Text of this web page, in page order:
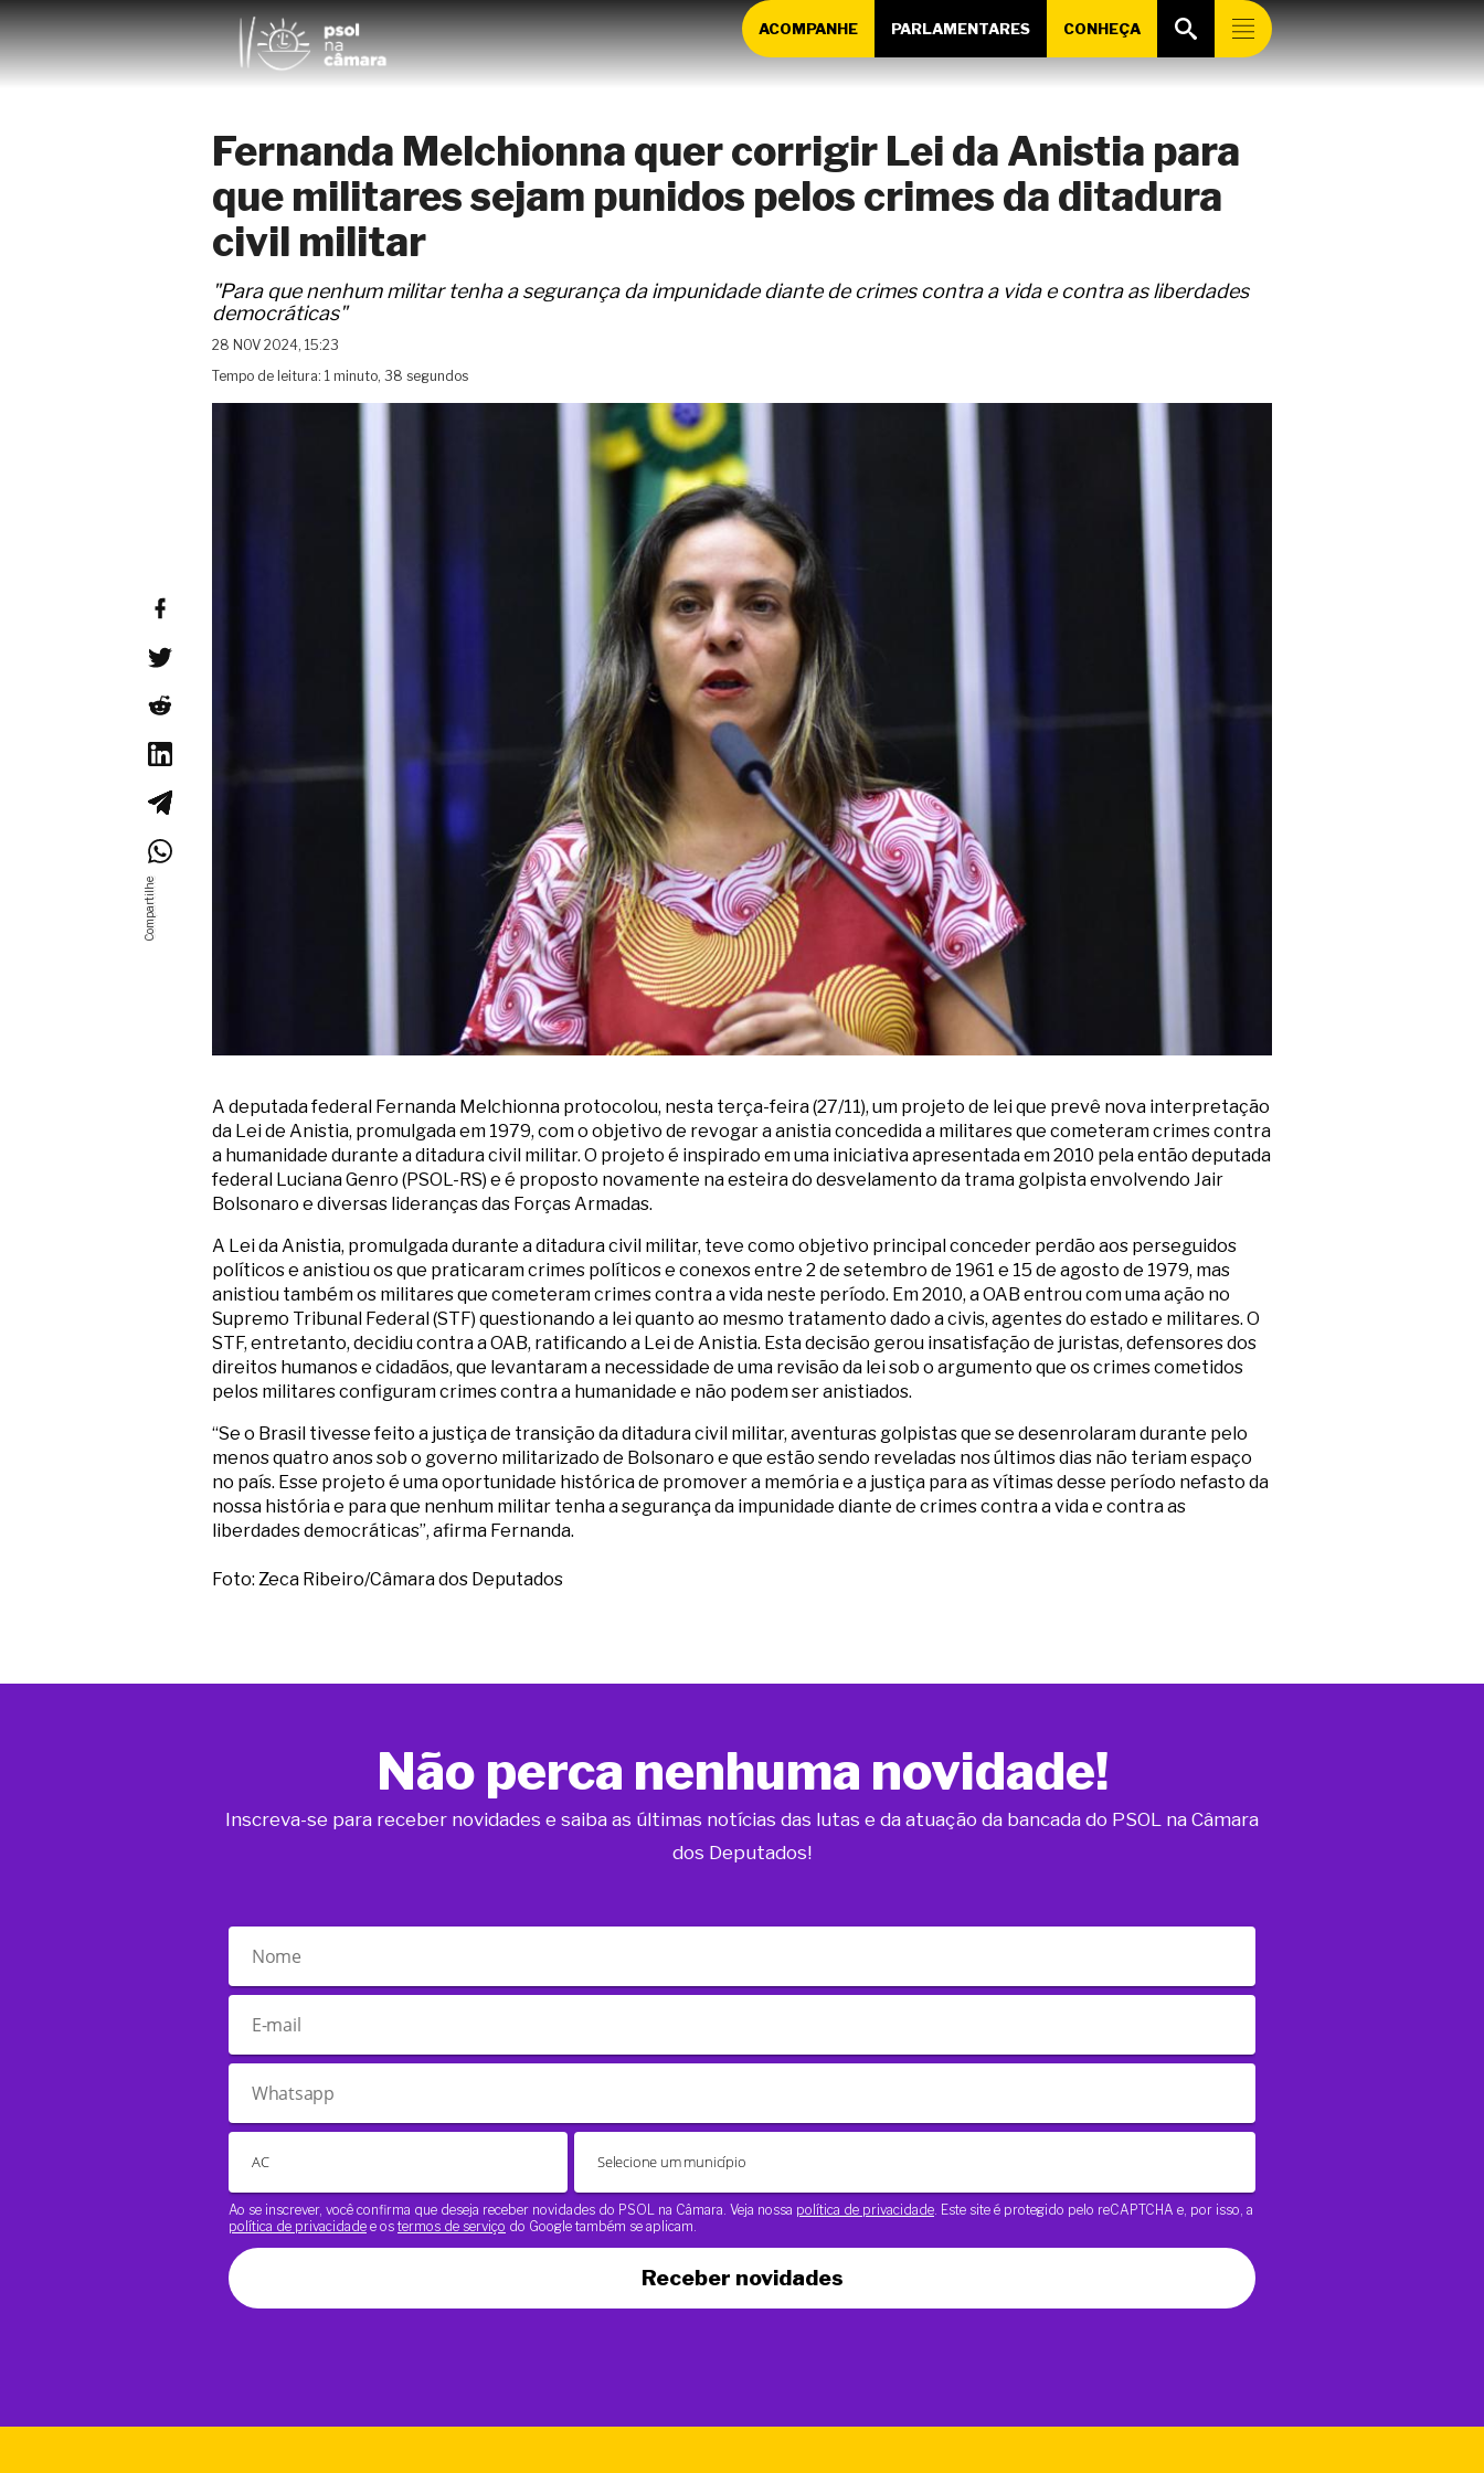
ACOMPANHE PARLAMENTARES CONHEÇA
Fernanda Melchionna quer corrigir Lei da Anistia para
que militares sejam punidos pelos crimes da ditadura
civil militar
"Para que nenhum militar tenha a segurança da impunidade diante de crimes contra a vida e contra as liberdades
democráticas"
28 NOV 2024, 15:23
Tempo de leitura: 1 minuto, 38 segundos
A deputada federal Fernanda Melchionna protocolou, nesta terça-feira (27/11), um projeto de lei que prevê nova interpretação
da Lei de Anistia, promulgada em 1979, com o objetivo de revogar a anistia concedida a militares que cometeram crimes contra
a humanidade durante a ditadura civil militar. O projeto é inspirado em uma iniciativa apresentada em 2010 pela então deputada
federal Luciana Genro (PSOL-RS) e é proposto novamente na esteira do desvelamento da trama golpista envolvendo Jair
Bolsonaro e diversas lideranças das Forças Armadas.
A Lei da Anistia, promulgada durante a ditadura civil militar, teve como objetivo principal conceder perdão aos perseguidos
políticos e anistiou os que praticaram crimes políticos e conexos entre 2 de setembro de 1961 e 15 de agosto de 1979, mas
anistiou também os militares que cometeram crimes contra a vida neste período. Em 2010, a OAB entrou com uma ação no
Supremo Tribunal Federal (STF) questionando a lei quanto ao mesmo tratamento dado a civis, agentes do estado e militares. O
STF, entretanto, decidiu contra a OAB, ratificando a Lei de Anistia. Esta decisão gerou insatisfação de juristas, defensores dos
direitos humanos e cidadãos, que levantaram a necessidade de uma revisão da lei sob o argumento que os crimes cometidos
pelos militares configuram crimes contra a humanidade e não podem ser anistiados.
“Se o Brasil tivesse feito a justiça de transição da ditadura civil militar, aventuras golpistas que se desenrolaram durante pelo
menos quatro anos sob o governo militarizado de Bolsonaro e que estão sendo reveladas nos últimos dias não teriam espaço
no país. Esse projeto é uma oportunidade histórica de promover a memória e a justiça para as vítimas desse período nefasto da
nossa história e para que nenhum militar tenha a segurança da impunidade diante de crimes contra a vida e contra as
liberdades democráticas”, afirma Fernanda.
Foto: Zeca Ribeiro/Câmara dos Deputados
Não perca nenhuma novidade!
Inscreva-se para receber novidades e saiba as últimas notícias das lutas e da atuação da bancada do PSOL na Câmara
dos Deputados!
Ao se inscrever, você confirma que deseja receber novidades do PSOL na Câmara. Veja nossa política de privacidade . Este site é protegido pelo reCAPTCHA e, por isso, a
política de privacidade e os termos de serviço do Google também se aplicam.
Receber novidades